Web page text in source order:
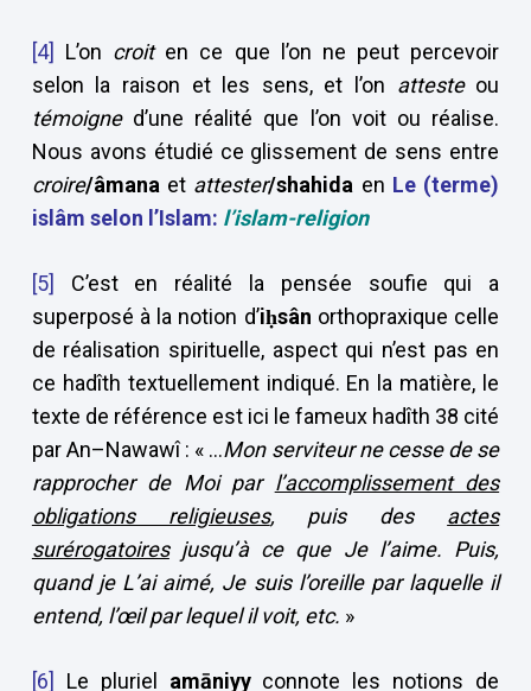
[4] L’on croiten ce que l’on ne peut percevoir
selon la raison et les sens, et l’on attesteou
témoigned’une réalité que l’on voit ou réalise.
Nous avons étudié ce glissement de sens entre
croire/âmana et attester/shahida en Le (terme)
islâm selon l’Islam: l’islam-religion
[5]
C’est en réalité la pensée soufie qui a
superposé à la notion d’iḥsân orthopraxique celle
de réalisation spirituelle, aspect qui n’est pas en
ce hadîth textuellement indiqué. En la matière, le
texte de référence est ici le fameux hadîth 38 cité
par An–Nawawî : « …Mon serviteur ne cesse de se
rapprocher de Moi par l’accomplissement des
obligations religieuses, puis des actes
surérogatoiresjusqu’à ce que Je l’aime. Puis,
quand je L’ai aimé, Je suis l’oreille par laquelle il
entend, l’œil par lequel il voit, etc. »
[6] Le pluriel amāniyyconnote les notions de